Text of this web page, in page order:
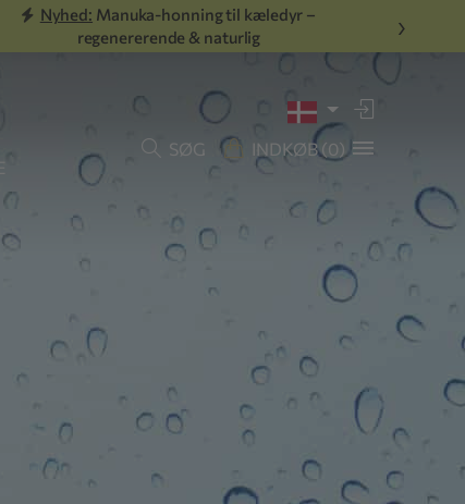
Nyhed: Manuka-honning til kæledyr –
regenererende & naturlig
›
SØG INDKØB (0)